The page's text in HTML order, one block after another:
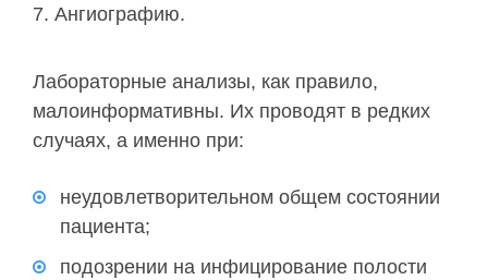
Ангиографию.
Лабораторные анализы, как правило,
малоинформативны. Их проводят в редких
случаях, а именно при:
неудовлетворительном общем состоянии
пациента;
подозрении на инфицирование полости